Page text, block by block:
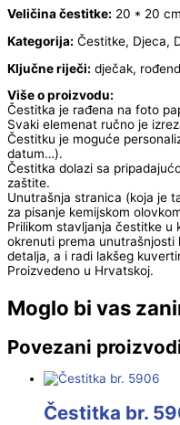
Veličina čestitke: 20 * 20 cm
Kategorija: Čestitke, Djeca,
Ključne riječi: dječak,
Više o proizvodu:
Čestitka je rađena na foto
Svaki elemenat ručno je
Čestitku je moguće
datum…).
Čestitka dolazi sa
zaštite.
Unutrašnja stranica (koja je
za pisanje kemijskom
Prilikom stavljanja čestitke u
okrenuti prema
detalja, a i radi lakšeg
Proizvedeno u Hrvatskoj.
Moglo bi vas
Povezani
Čestitka br.